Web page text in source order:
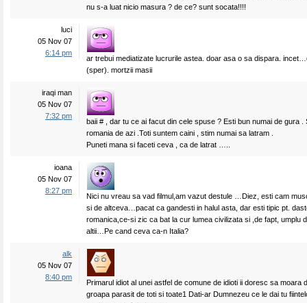
nu s-a luat nicio masura ? de ce? sunt socata!!!!
luci
05 Nov 07
6:14 pm
ar trebui mediatizate lucrurile astea. doar asa o sa dispara.
(sper). mortzii masii
iraqi man
05 Nov 07
7:32 pm
baii # , dar tu ce ai facut din cele spuse ? Esti bun numai de gura .
romania de azi .Toti suntem caini , stim numai sa latram .
Puneti mana si faceti ceva , ca de latrat …..
ioana
05 Nov 07
8:27 pm
Nici nu vreau sa vad filmul,am vazut destule …Diez, esti cam
si de altceva…pacat ca gandesti in halul asta, dar esti tipic pt.
romanica,ce-si zic ca bat la cur lumea civilizata si ,de fapt, umplu
altii…Pe cand ceva ca-n Italia?
alk
05 Nov 07
8:40 pm
Primarul idiot al unei astfel de comune de idioti ii doresc sa moara
groapa parasit de toti si toate1 Dati-ar Dumnezeu ce le dai tu